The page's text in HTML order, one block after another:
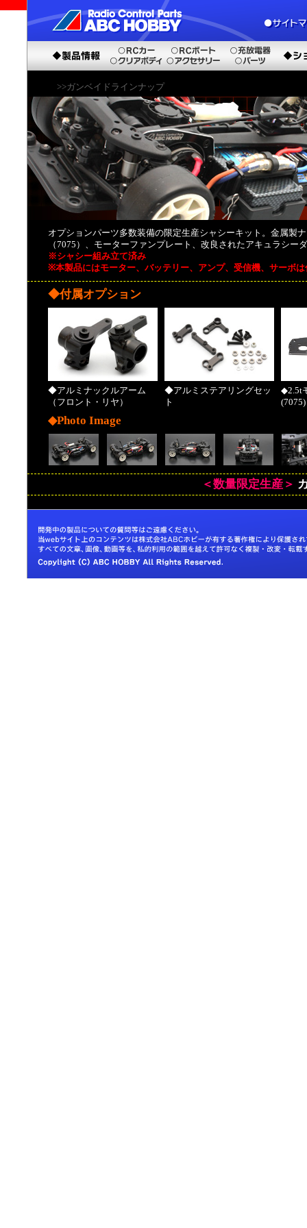
>>ガンベイドラインナップ
オプションパーツ多数装備の限定生産シャシーキット。金属製
（7075）、モーターファンプレート、改良されたアキュラシー
※シャシー組み立て済み
※本製品にはモーター、バッテリー、アンプ、受信機、サーボ
◆付属オプション
◆アルミナックルアーム
（フロント・リヤ）
◆アルミステアリングセッ
ト
◆2.5t
(7075)
◆Photo Image
＜数量限定生産＞